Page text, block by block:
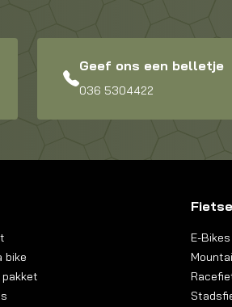
Geef ons een belletje
036 5304422
bike
pakket
E-Bikes